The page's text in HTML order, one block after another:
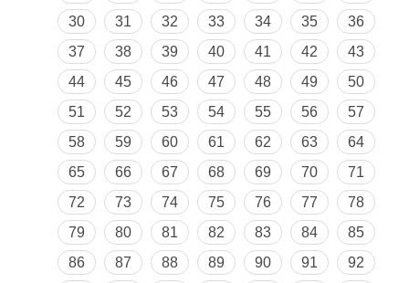
30
31 32 33 34 35
36
37
38 39 40 41 42
43
44
45 46 47 48 49
50
51
52 53 54 55 56
57
58
59 60 61 62 63
64
65
66 67 68 69 70
71
72
73 74 75 76 77
78
79
80 81 82 83 84
85
86
87 88 89 90 91
92